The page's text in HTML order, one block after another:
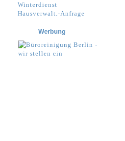
Winterdienst
Hausverwalt.-Anfrage
Werbung